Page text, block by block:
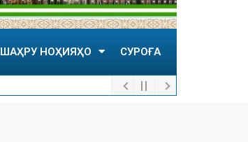
ШАҲРУ НОҲИЯҲО СУРОҒА